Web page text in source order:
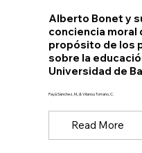
Alberto Bonet y
conciencia moral
propósito de los
sobre la
Universidad de
Payá Sánchez, M., & Vilanou Torrano, C.
Read More